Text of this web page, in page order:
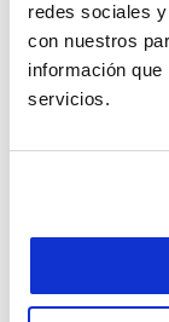
redes sociales
con nuestros
información
servicios.
AURA N DE
ELÉCTRICOS
¿Sabías que
10
la